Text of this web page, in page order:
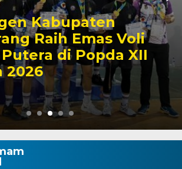
Kabupaten
Raih Emas Voli
di Popda XII
2026